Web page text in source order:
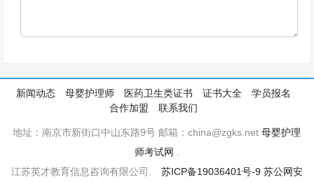
新闻动态 母婴护理师 医药卫生类证书 证书大全
学员报名
合作加盟
联系我们
地址：南京市新街口中山东路9号 邮箱：china@zgks.net母婴护理
师考试网
江苏英才教育信息咨询有限公司. 苏ICP备19036401号-9 苏公网安